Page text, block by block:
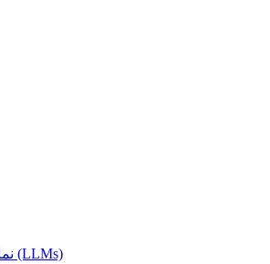
نماذج اللغة الكبيرة (LLMs)